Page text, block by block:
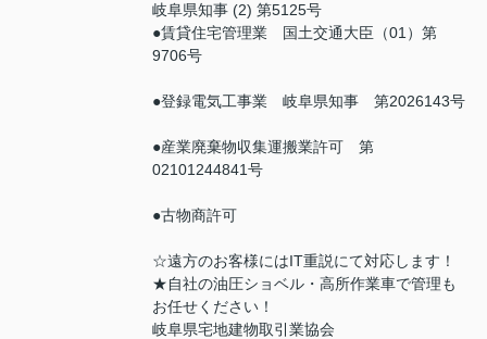
岐阜県知事 (2) 第5125号
●賃貸住宅管理業 国土交通大臣（01）第
9706号
●登録電気工事業 岐阜県知事 第2026143号
●産業廃棄物収集運搬業許可 第
02101244841号
●古物商許可
☆遠方のお客様にはIT重説にて対応します！
★自社の油圧ショベル・高所作業車で管理も
お任せください！
岐阜県宅地建物取引業協会